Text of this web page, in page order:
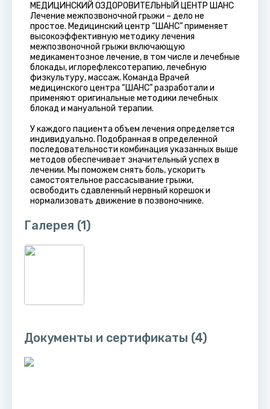
МЕДИЦИНСКИЙ ОЗДОРОВИТЕЛЬНЫЙ ЦЕНТР ШАНС
Лечение межпозвоночной грыжи – дело не
простое. Медицинский центр “ШАНС” применяет
высокоэффективную методику лечения
межпозвоночной грыжи включающую
медикаментозное лечение, в том числе и лечебные
блокады, иглорефлексотерапию, лечебную
физкультуру, массаж. Команда Врачей
медицинского центра “ШАНС” разработали и
применяют оригинальные методики лечебных
блокад и мануальной терапии.
У каждого пациента объем лечения определяется
индивидуально. Подобранная в определенной
последовательности комбинация указанных выше
методов обеспечивает значительный успех в
лечении. Мы поможем снять боль, ускорить
самостоятельное рассасывание грыжи,
освободить сдавленный нервный корешок и
нормализовать движение в позвоночнике.
Галерея (1)
Документы и сертификаты (4)